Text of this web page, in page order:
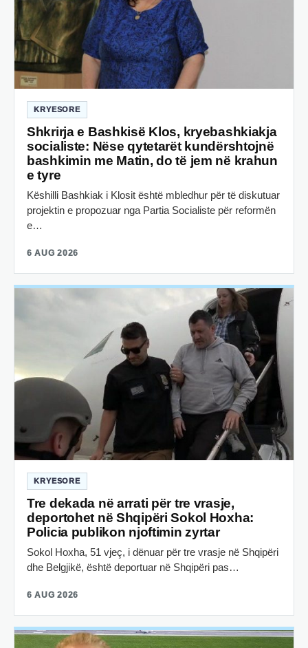
KRYESORE
Shkrirja e Bashkisë Klos, kryebashkiakja
socialiste: Nëse qytetarët kundërshtojnë
bashkimin me Matin, do të jem në krahun
e tyre
Këshilli Bashkiak i Klosit është mbledhur për të diskutuar
projektin e propozuar nga Partia Socialiste për reformën
e…
6 AUG 2026
KRYESORE
Tre dekada në arrati për tre vrasje,
deportohet në Shqipëri Sokol Hoxha:
Policia publikon njoftimin zyrtar
Sokol Hoxha, 51 vjeç, i dënuar për tre vrasje në Shqipëri
dhe Belgjikë, është deportuar në Shqipëri pas…
6 AUG 2026